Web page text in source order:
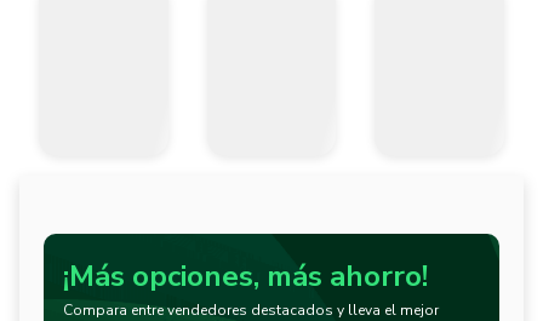
¡Más opciones, más ahorro!
Compara entre vendedores destacados y lleva el mejor